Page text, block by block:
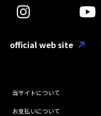
official web site
当サイトについて
お支払いについて